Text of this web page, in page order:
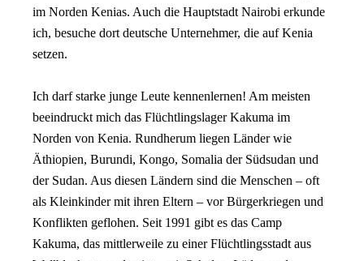
im Norden Kenias. Auch die Hauptstadt Nairobi erkunde
ich, besuche dort deutsche Unternehmer, die auf Kenia
setzen.
Ich darf starke junge Leute kennenlernen! Am meisten
beeindruckt mich das Flüchtlingslager Kakuma im
Norden von Kenia. Rundherum liegen Länder wie
Äthiopien, Burundi, Kongo, Somalia der Südsudan und
der Sudan. Aus diesen Ländern sind die Menschen – oft
als Kleinkinder mit ihren Eltern – vor Bürgerkriegen und
Konflikten geflohen. Seit 1991 gibt es das Camp
Kakuma, das mittlerweile zu einer Flüchtlingsstadt aus